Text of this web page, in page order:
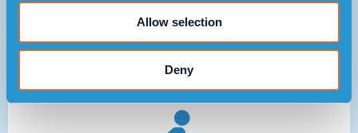
Allow selection
Deny
Alarms rutiner som styr på samma vis som om
användaren ringt 112. SOS Alarm avgör vilken insats som
ska sättas in – ambulans etc.